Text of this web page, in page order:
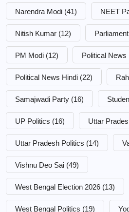
Narendra Modi (41) NEET
Nitish Kumar (12)
PM Modi (12) Political News
Political News Hindi (22)
Samajwadi Party (16)
UP Politics (16) Uttar
Uttar Pradesh Politics (14)
Vishnu Deo Sai (49)
West Bengal Election 2026 (13)
West Bengal Politics (19)